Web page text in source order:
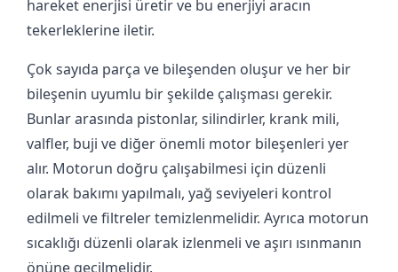
hareket enerjisi üretir ve bu enerjiyi aracın
tekerleklerine iletir.
Çok sayıda parça ve bileşenden oluşur ve her bir
bileşenin uyumlu bir şekilde çalışması gerekir.
Bunlar arasında pistonlar, silindirler, krank mili,
valfler, buji ve diğer önemli motor bileşenleri yer
alır. Motorun doğru çalışabilmesi için düzenli
olarak bakımı yapılmalı, yağ seviyeleri kontrol
edilmeli ve filtreler temizlenmelidir. Ayrıca motorun
sıcaklığı düzenli olarak izlenmeli ve aşırı ısınmanın
önüne geçilmelidir.